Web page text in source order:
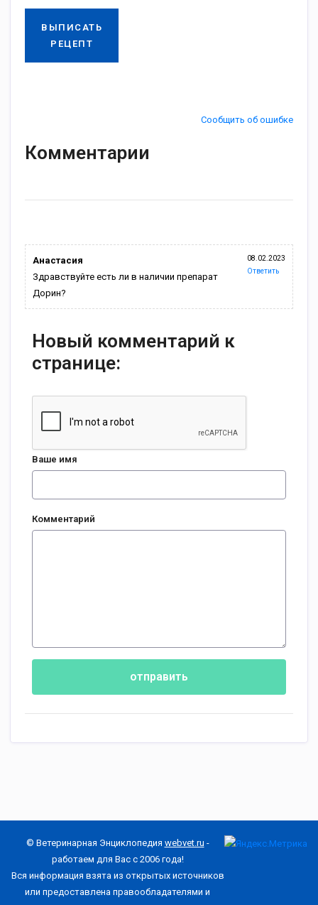
ВЫПИСАТЬ
РЕЦЕПТ
Сообщить об ошибке
Комментарии
08.02.2023
Ответить
Анастасия
Здравствуйте есть ли в наличии препарат
Дорин?
Новый комментарий к
странице:
Ваше имя
Комментарий
отправить
© Ветеринарная Энциклопедия webvet.ru -
работаем для Вас с 2006 года!
Вся информация взята из открытых источников
или предоставлена правообладателями и